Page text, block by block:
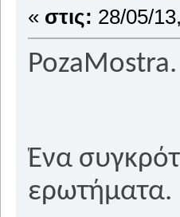
« στις: 28/05/
PozaMostra.
Ένα
ερωτήματα.